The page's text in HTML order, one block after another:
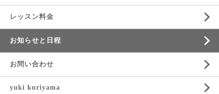
レッスン料金
お知らせと日程
お問い合わせ
yuki kuriyama